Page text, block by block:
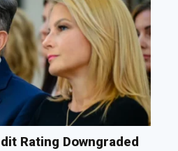
Rating Downgraded